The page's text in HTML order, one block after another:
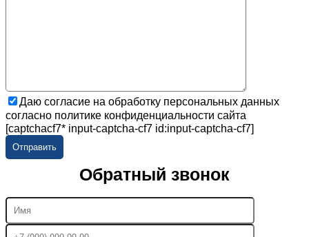
Даю согласие на обработку персональных данных
согласно политике конфиденциальности сайта
[captchacf7* input-captcha-cf7 id:input-captcha-cf7]
Обратный звонок